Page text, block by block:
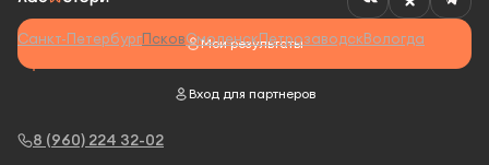
8 (960) 224 32-02
Мои результаты
Вход для партнеров
Санкт-ПетербургПсковСмоленскПетрозаводскВологда